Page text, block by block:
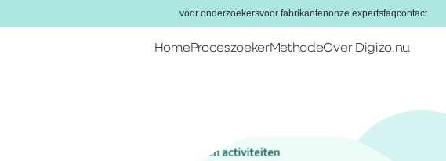
voor onderzoekersvoor fabrikantenonze expertsfaqcontact
HomeProceszoekerMethodeOver Digizo.nu
Proceszoeker
Methode